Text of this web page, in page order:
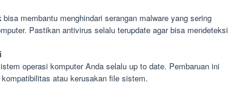
bisa membantu menghindari serangan malware yang sering
Pastikan antivirus selalu terupdate agar bisa mendeteksi
operasi komputer Anda selalu up to date. Pembaruan ini
atau kerusakan file sistem.